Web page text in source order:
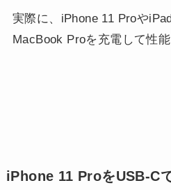
実際に、iPhone 11 Proや
MacBook Proを充電して性
iPhone 11 ProをUSB-C